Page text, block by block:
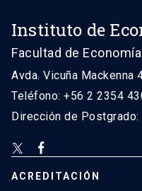
Instituto de
Facultad de
Avda. Vicuña Mackenna
Teléfono: +56 2 2354
Dirección de
ACREDITACIÓN